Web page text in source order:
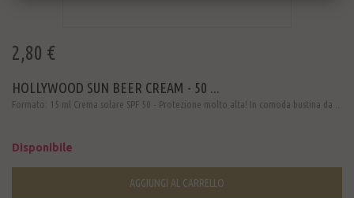
2,80 €
HOLLYWOOD SUN BEER CREAM - 50 ...
Formato: 15 ml Crema solare SPF 50 - Protezione molto alta! In comoda bustina da ...
Disponibile
AGGIUNGI AL CARRELLO